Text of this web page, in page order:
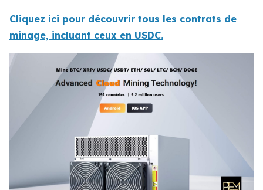
Cliquez ici pour découvrir tous les contrats de
minage, incluant ceux en USDC.